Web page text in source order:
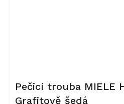
Pečicí trouba MIELE
Grafitově šedá